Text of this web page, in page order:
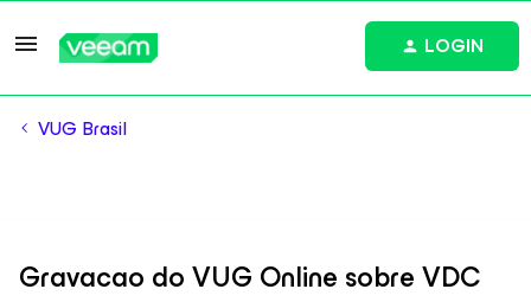
LOGIN
VUG Brasil
Gravacao do VUG Online sobre VDC